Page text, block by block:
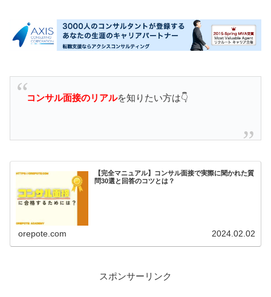
コンサル面接のリアルを知りたい方は👇
【完全マニュアル】コンサル面接で実際に聞かれた質
問30選と回答のコツとは？
orepote.com 2024.02.02
スポンサーリンク